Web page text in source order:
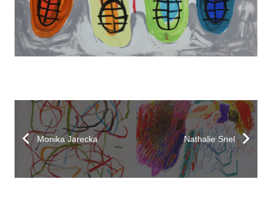
Monika Jarecka Nathalie Snel